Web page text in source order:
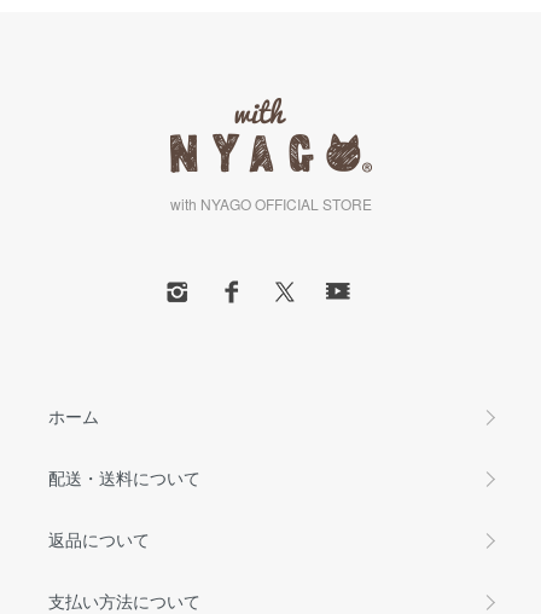
with NYAGO OFFICIAL STORE
ホーム
配送・送料について
返品について
支払い方法について